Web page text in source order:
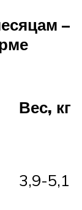
–
Вес, кг
3,9-5,1